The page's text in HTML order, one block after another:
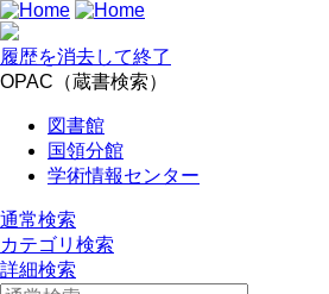
履歴を消去して終了
OPAC（蔵書検索）
図書館
国領分館
学術情報センター
通常検索
カテゴリ検索
詳細検索